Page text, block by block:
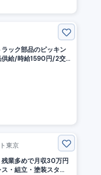
ラック部品のピッキン
供給/時給1590円/2交
東京
残業多めで月収30万円
・組立・塗装スタッ